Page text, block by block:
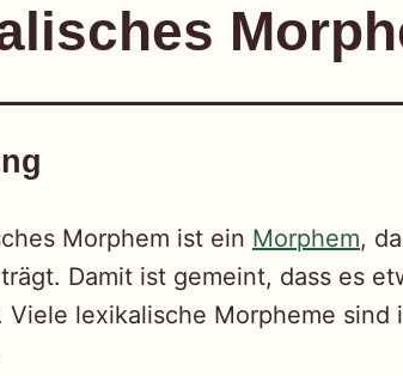
Morphem ist ein Morphem,
Damit ist gemeint, dass es
Viele lexikalische Morpheme sind